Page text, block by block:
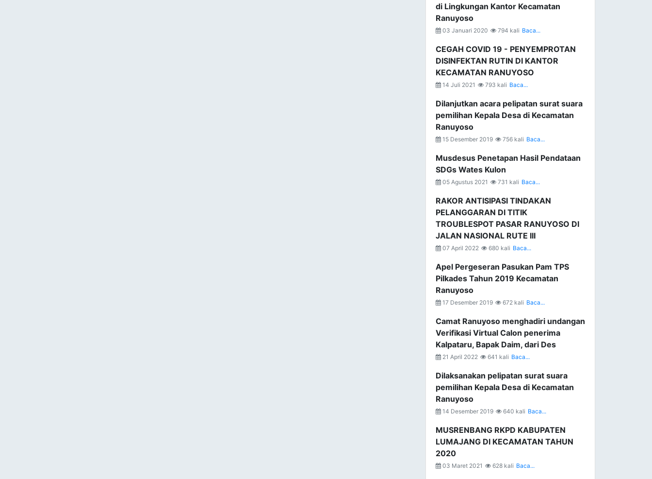
di Lingkungan Kantor Kecamatan
Ranuyoso
03 Januari 2020 794 kali Baca...
CEGAH COVID 19 - PENYEMPROTAN
DISINFEKTAN RUTIN DI KANTOR
KECAMATAN RANUYOSO
14 Juli 2021 793 kali Baca...
Dilanjutkan acara pelipatan surat suara
pemilihan Kepala Desa di Kecamatan
Ranuyoso
15 Desember 2019 756 kali Baca...
Musdesus Penetapan Hasil Pendataan
SDGs Wates Kulon
05 Agustus 2021 731 kali Baca...
RAKOR ANTISIPASI TINDAKAN
PELANGGARAN DI TITIK
TROUBLESPOT PASAR RANUYOSO DI
JALAN NASIONAL RUTE III
07 April 2022 680 kali Baca...
Apel Pergeseran Pasukan Pam TPS
Pilkades Tahun 2019 Kecamatan
Ranuyoso
17 Desember 2019 672 kali Baca...
Camat Ranuyoso menghadiri undangan
Verifikasi Virtual Calon penerima
Kalpataru, Bapak Daim, dari Des
21 April 2022 641 kali Baca...
Dilaksanakan pelipatan surat suara
pemilihan Kepala Desa di Kecamatan
Ranuyoso
14 Desember 2019 640 kali Baca...
MUSRENBANG RKPD KABUPATEN
LUMAJANG DI KECAMATAN TAHUN
2020
03 Maret 2021 628 kali Baca...